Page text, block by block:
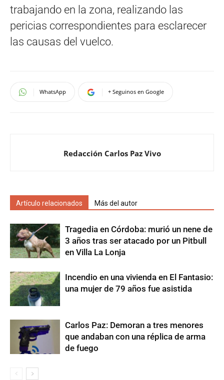
trabajando en la zona, realizando las
pericias correspondientes para esclarecer
las causas del vuelco.
WhatsApp + Seguinos en Google
Redacción Carlos Paz Vivo
Artículo relacionados Más del autor
Tragedia en Córdoba: murió un nene de
3 años tras ser atacado por un Pitbull
en Villa La Lonja
Incendio en una vivienda en El Fantasio:
una mujer de 79 años fue asistida
Carlos Paz: Demoran a tres menores
que andaban con una réplica de arma
de fuego